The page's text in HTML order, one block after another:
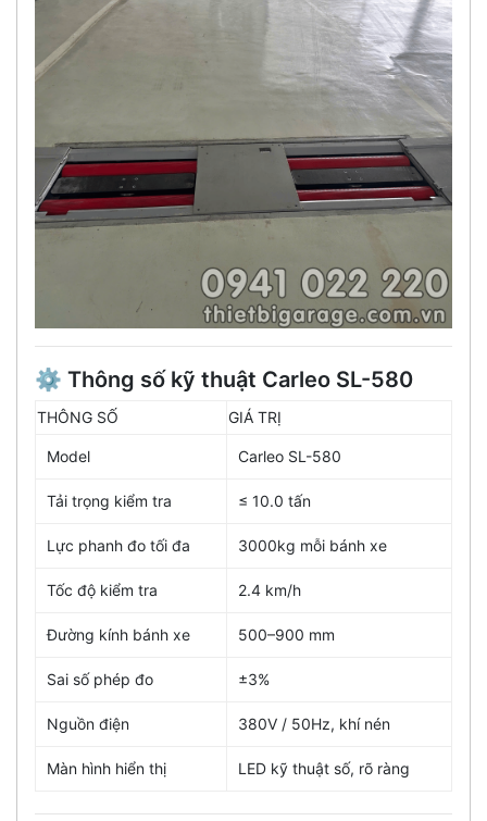
⚙️ Thông số kỹ thuật Carleo SL-580
THÔNG SỐ GIÁ TRỊ
Model Carleo SL-580
Tải trọng kiểm tra ≤ 10.0 tấn
Lực phanh đo tối đa 3000kg mỗi bánh xe
Tốc độ kiểm tra 2.4 km/h
Đường kính bánh xe 500–900 mm
Sai số phép đo ±3%
Nguồn điện 380V / 50Hz, khí nén
Màn hình hiển thị LED kỹ thuật số, rõ ràng